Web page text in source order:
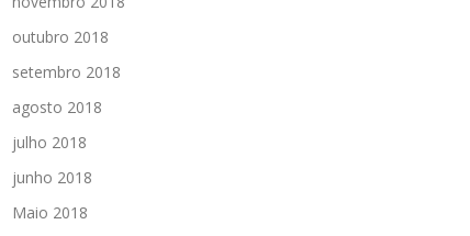
outubro 2018
setembro 2018
agosto 2018
julho 2018
junho 2018
Maio 2018